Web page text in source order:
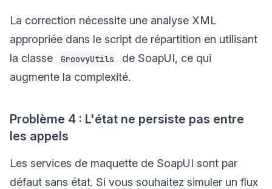
La correction nécessite une analyse XML
appropriée dans le script de répartition en utilisant
la classe
GroovyUtils
de SoapUI, ce qui
augmente la complexité.
Problème 4 : L'état ne persiste pas entre
les appels
Les services de maquette de SoapUI sont par
défaut sans état. Si vous souhaitez simuler un flux